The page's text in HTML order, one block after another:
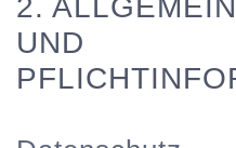
2.
UND